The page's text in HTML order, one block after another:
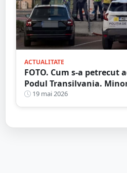
ACTUALITATE
FOTO. Cum s-a petrecut
Podul Transilvania.
a fost lovită pe trecere
19 mai 2026